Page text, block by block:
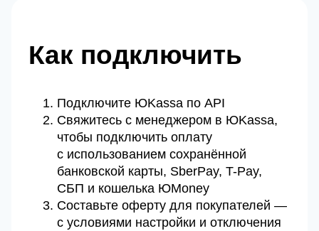
Как подключить
Подключите ЮKassa по API
Свяжитесь с менеджером в ЮKassa,
чтобы подключить оплату
с использованием сохранённой
банковской карты, SberPay, T-Pay,
СБП и кошелька ЮMoney
Составьте оферту для покупателей —
с условиями настройки и отключения